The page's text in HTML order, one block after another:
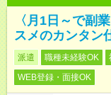
〈月1日～で副
スメのカンタン
派遣 職種未経験OK
WEB登録・面接OK